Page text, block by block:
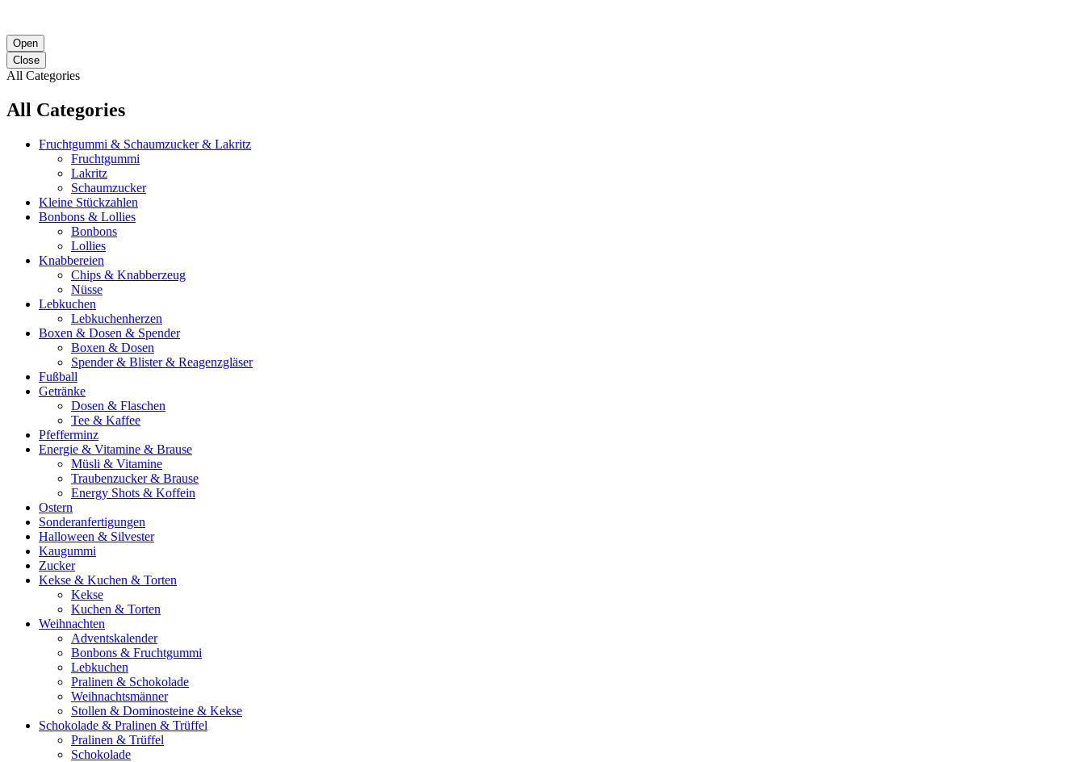
Open
Close
All Categories
All Categories
Fruchtgummi & Schaumzucker & Lakritz
Fruchtgummi
Lakritz
Schaumzucker
Kleine Stückzahlen
Bonbons & Lollies
Bonbons
Lollies
Knabbereien
Chips & Knabberzeug
Nüsse
Lebkuchen
Lebkuchenherzen
Boxen & Dosen & Spender
Boxen & Dosen
Spender & Blister & Reagenzgläser
Fußball
Getränke
Dosen & Flaschen
Tee & Kaffee
Pfefferminz
Energie & Vitamine & Brause
Müsli & Vitamine
Traubenzucker & Brause
Energy Shots & Koffein
Ostern
Sonderanfertigungen
Halloween & Silvester
Kaugummi
Zucker
Kekse & Kuchen & Torten
Kekse
Kuchen & Torten
Weihnachten
Adventskalender
Bonbons & Fruchtgummi
Lebkuchen
Pralinen & Schokolade
Weihnachtsmänner
Stollen & Dominosteine & Kekse
Schokolade & Pralinen & Trüffel
Pralinen & Trüffel
Schokolade